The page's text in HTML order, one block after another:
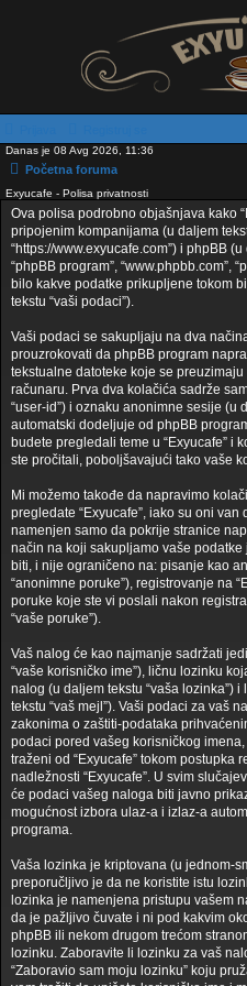
Danas je 08 Avg 2026, 11:36
Početna foruma
Exyucafe - Polisa privatnosti
Ova polisa podrobno objašnjava kako
pripojenim kompanijama (u daljem
“https://www.exyucafe.com”) i phpBB (u
“phpBB program”, “www.phpbb.com”,
bilo kakve podatke prikupljene tokom
tekstu “vaši podaci”).
Vaši podaci se sakupljaju na dva
prouzrokovati da phpBB program
tekstualne datoteke koje se
računaru. Prva dva kolačića sadrže
“user-id”) i oznaku anonimne sesije (u
automatski dodeljuje od phpBB
budete pregledali teme u “Exyucafe” i
ste pročitali, poboljšavajući tako vaše
Mi možemo takođe da napravimo
pregledate “Exyucafe”, iako su oni
namenjen samo da pokrije stranice
način na koji sakupljamo vaše
biti, i nije ograničeno na: pisanje kao
“anonimne poruke”), registrovanje na
poruke koje ste vi poslali nakon
“vaše poruke”).
Vaš nalog će kao najmanje sadržati
“vaše korisničko ime”), ličnu lozinku
nalog (u daljem tekstu “vaša lozinka”)
tekstu “vaš mejl”). Vaši podaci za vaš
zakonima o zaštiti-podataka
podaci pored vašeg korisničkog
traženi od “Exyucafe” tokom postupka
nadležnosti “Exyucafe”. U svim
će podaci vašeg naloga biti javno
mogućnost izbora ulaz-a i izlaz-a
programa.
Vaša lozinka je kriptovana (u jednom-
preporučljivo je da ne koristite istu
lozinka je namenjena pristupu vašem
da je pažljivo čuvate i ni pod kakvim
phpBB ili nekom drugom trećom
lozinku. Zaboravite li lozinku za vaš
“Zaboravio sam moju lozinku” koju